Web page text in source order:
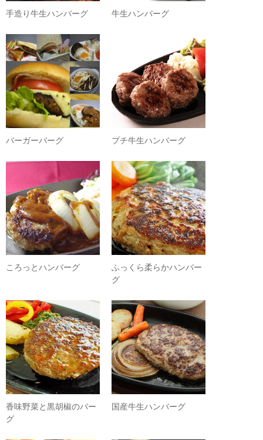
手造り牛生ハンバーグ 牛生ハンバーグ
バーガーバーグ プチ牛生ハンバーグ
ころっとハンバーグ
ふっくら柔らかハンバー
グ
香味野菜と黒胡椒のバー
グ
国産牛生ハンバーグ